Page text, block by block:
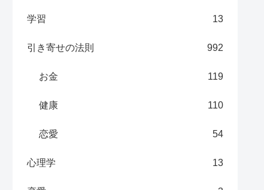
学習 13
引き寄せの法則 992
お金 119
健康 110
恋愛 54
心理学 13